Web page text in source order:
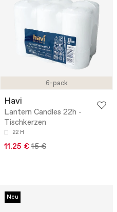
6-pack
Havi
Lantern Candles 22h -
Tischkerzen
22 H
11.25 € 15 €
Neu